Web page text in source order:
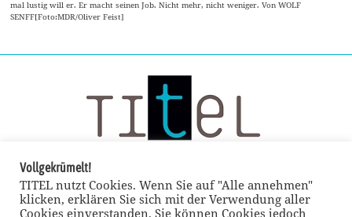
mal lustig will er. Er macht seinen Job. Nicht mehr, nicht weniger. Von WOLF
SENFF[Foto:MDR/Oliver Feist]
Vollgekrümelt!
TITEL nutzt Cookies. Wenn Sie auf "Alle annehmen"
klicken, erklären Sie sich mit der Verwendung aller
Cookies einverstanden. Sie können Cookies jedoch